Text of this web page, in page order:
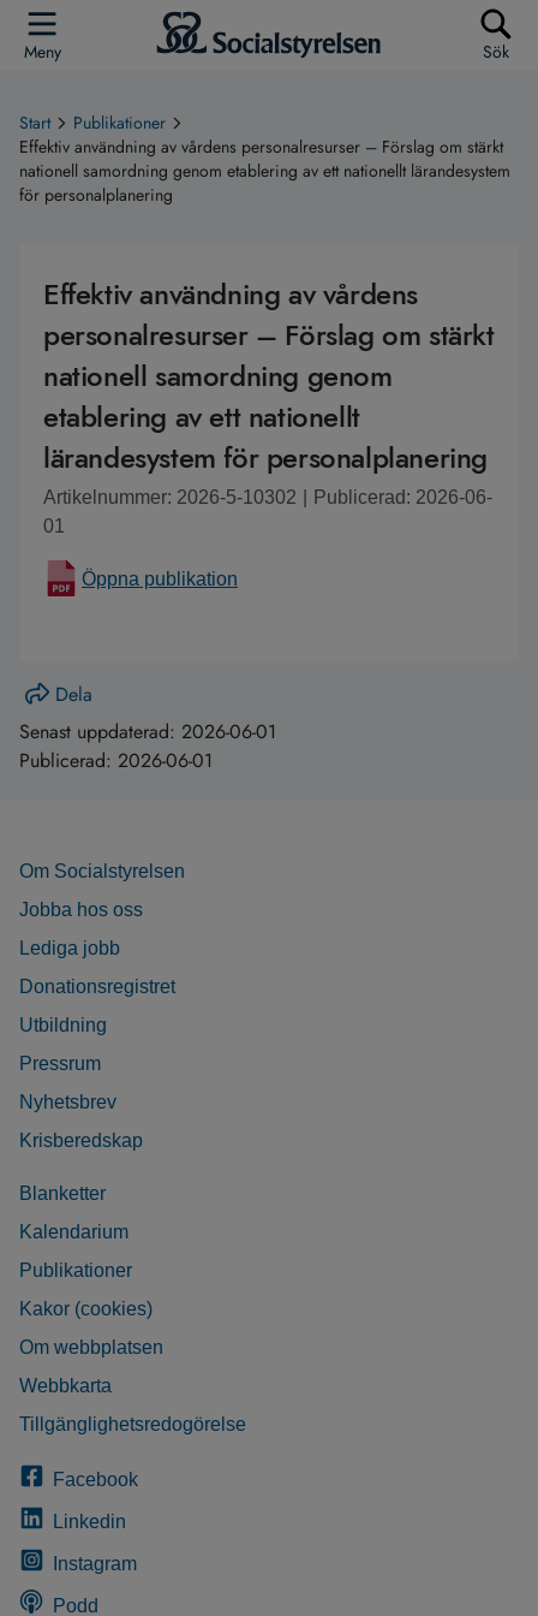
Meny Sök
Start
Publikationer
Effektiv användning av vårdens personalresurser – Förslag om stärkt
nationell samordning genom etablering av ett nationellt lärandesystem
för personalplanering
Effektiv användning av vårdens
personalresurser – Förslag om stärkt
nationell samordning genom
etablering av ett nationellt
lärandesystem för personalplanering
Artikelnummer: 2026-5-10302
Publicerad: 2026-06-
01
Öppna publikation
Dela
Senast uppdaterad: 2026-06-01
Publicerad: 2026-06-01
Om Socialstyrelsen
Jobba hos oss
Lediga jobb
Donationsregistret
Utbildning
Pressrum
Nyhetsbrev
Krisberedskap
Blanketter
Kalendarium
Publikationer
Kakor (cookies)
Om webbplatsen
Webbkarta
Tillgänglighetsredogörelse
Facebook
Linkedin
Instagram
Podd